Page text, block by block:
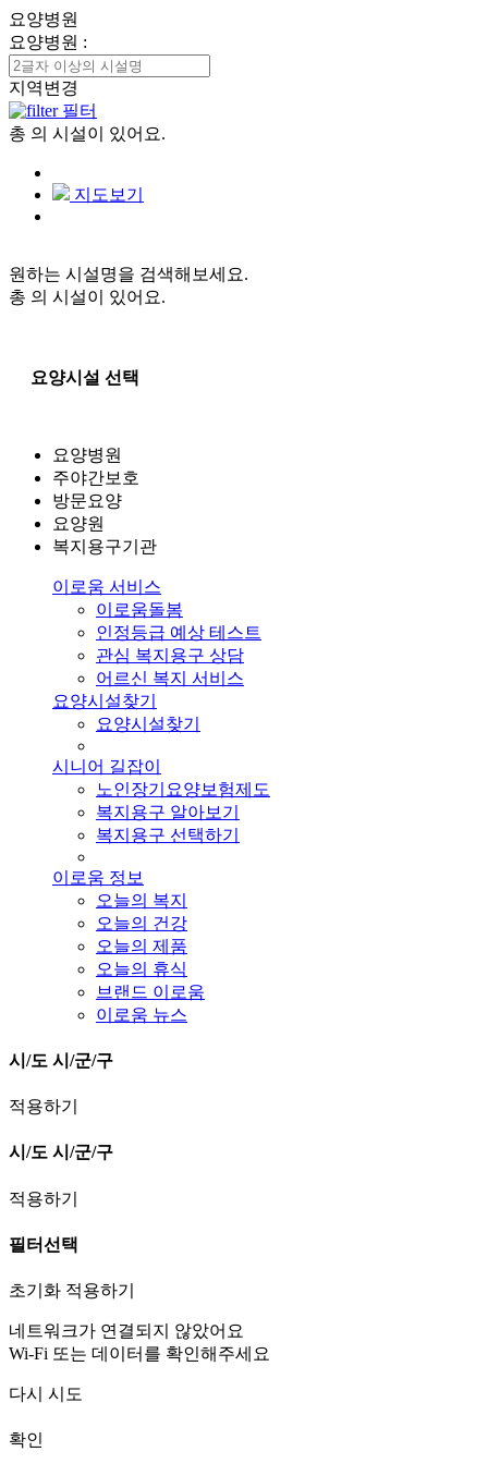
요양병원
요양병원 :
지역변경
필터
총 의 시설이 있어요.
지도보기
원하는 시설명을 검색해보세요.
총 의 시설이 있어요.
요양시설 선택
요양병원
주야간보호
방문요양
요양원
복지용구기관
이로움 서비스
이로움돌봄
인정등급 예상 테스트
관심 복지용구 상담
어르신 복지 서비스
요양시설찾기
요양시설찾기
시니어 길잡이
노인장기요양보험제도
복지용구 알아보기
복지용구 선택하기
이로움 정보
오늘의 복지
오늘의 건강
오늘의 제품
오늘의 휴식
브랜드 이로움
이로움 뉴스
시/도 시/군/구
적용하기
시/도 시/군/구
적용하기
필터선택
초기화 적용하기
네트워크가 연결되지 않았어요
Wi-Fi 또는 데이터를 확인해주세요
다시 시도
확인